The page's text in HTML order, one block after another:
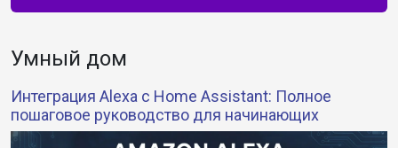
Умный дом
Интеграция Alexa с Home Assistant: Полное
пошаговое руководство для начинающих